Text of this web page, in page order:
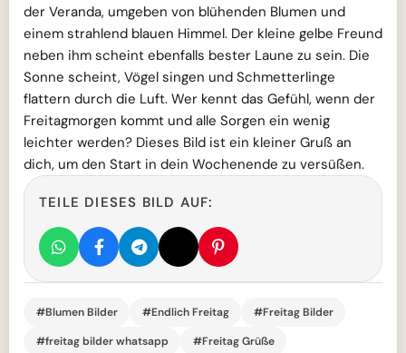
der Veranda, umgeben von blühenden Blumen und
einem strahlend blauen Himmel. Der kleine gelbe Freund
neben ihm scheint ebenfalls bester Laune zu sein. Die
Sonne scheint, Vögel singen und Schmetterlinge
flattern durch die Luft. Wer kennt das Gefühl, wenn der
Freitagmorgen kommt und alle Sorgen ein wenig
leichter werden? Dieses Bild ist ein kleiner Gruß an
dich, um den Start in dein Wochenende zu versüßen.
TEILE DIESES BILD AUF:
#Blumen Bilder #Endlich Freitag
#Freitag Bilder
#freitag bilder whatsapp
#Freitag Grüße